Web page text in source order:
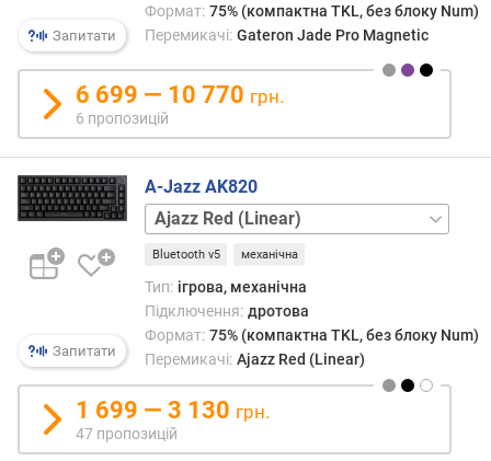
х
і
д
п
р
а
ю
н
м
е
Запитати
Формат: 75% (компактна TKL, без блоку Num)
Перемикачі: Gateron Jade Pro Magnetic
6 699 — 10 770 грн.
6 пропозицій
Запитати
A-Jazz AK820
Epomaker
Sea
Salt
Silent
(Linear)Mille
Feuille
Yellow
(Linear)
Bluetooth v5 механічна
Тип: ігрова, механічна
Підключення: дротова
Формат: 75% (компактна TKL, без блоку Num)
Перемикачі: Ajazz Red (Linear)
1 699 — 3 130 грн.
47 пропозицій